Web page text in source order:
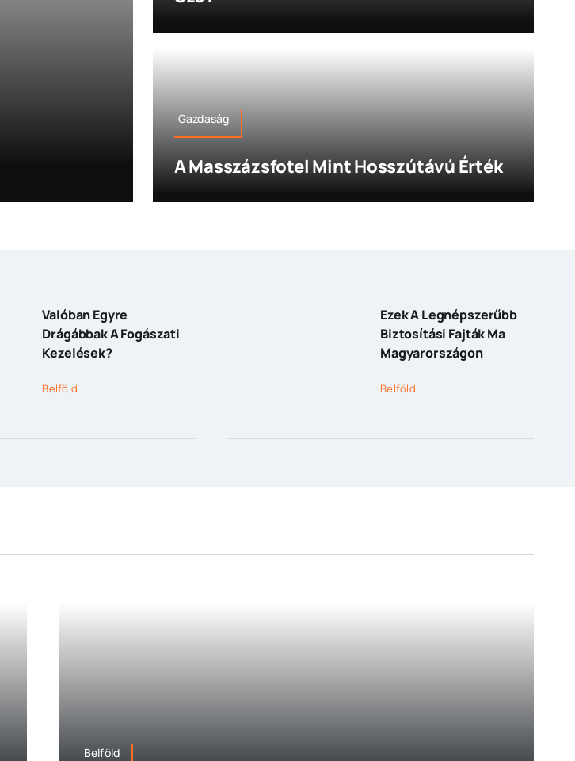
Gazdaság
A Masszázsfotel Mint Hosszútávú Érték
Valóban Egyre
Drágábbak A Fogászati
Kezelések?
Belföld
Ezek A Legnépszerűbb
Biztosítási Fajták Ma
Magyarországon
Belföld
Belföld